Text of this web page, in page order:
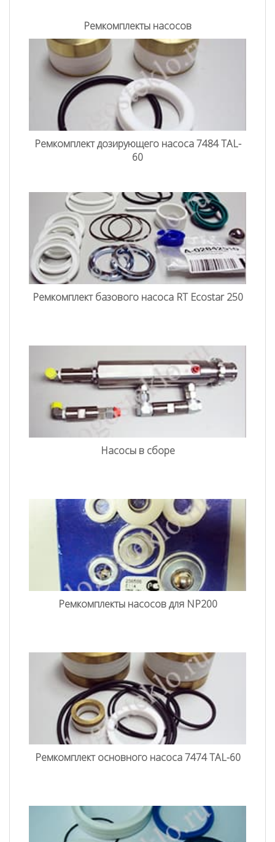
Ремкомплекты насосов
Ремкомплект дозирующего насоса 7484 TAL-
60
Ремкомплект базового насоса RT Ecostar 250
Насосы в сборе
Ремкомплекты насосов для NP200
Ремкомплект основного насоса 7474 TAL-60